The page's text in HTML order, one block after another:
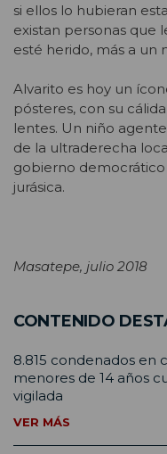
si ellos lo hubieran
existan personas que
esté herido, más a un
Alvarito es hoy un
pósteres, con su
lentes. Un niño
de la ultraderecha
gobierno democrático
jurásica.
Masatepe, julio 2018
CONTENIDO
8.815 condenados en
menores de 14 años
vigilada
VER MÁS